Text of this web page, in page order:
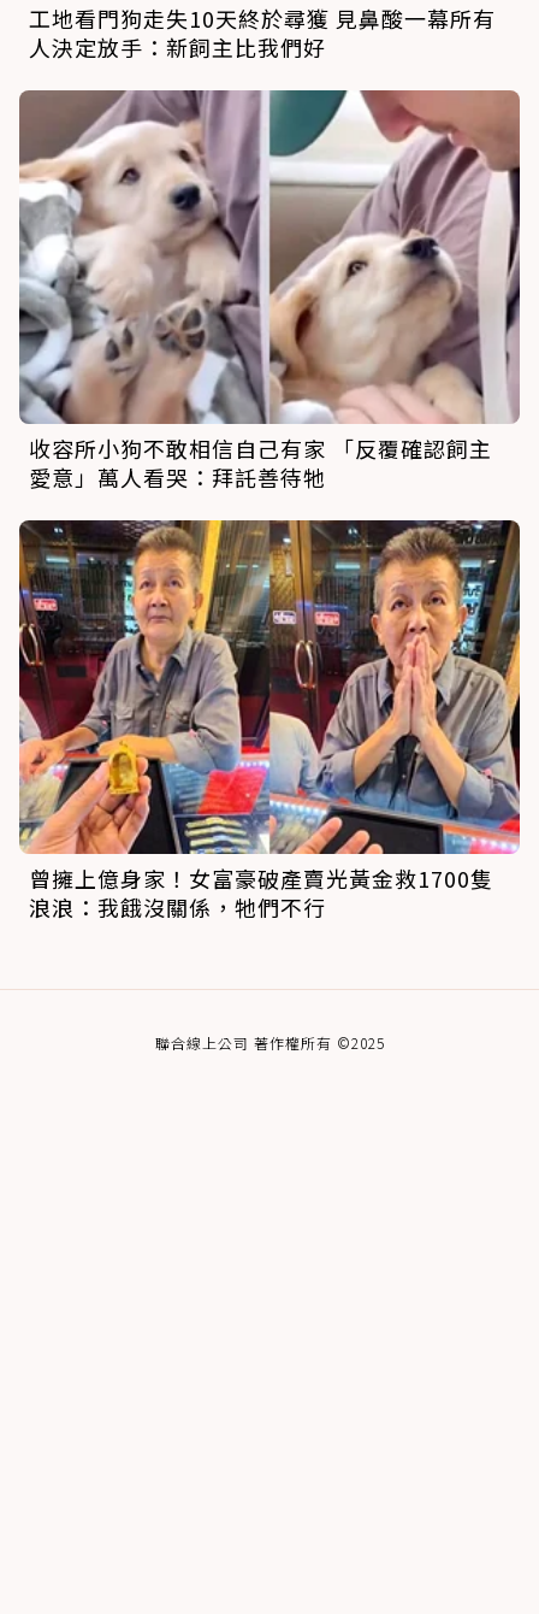
工地看門狗走失10天終於尋獲 見鼻酸一幕所有
人決定放手：新飼主比我們好
收容所小狗不敢相信自己有家 「反覆確認飼主
愛意」萬人看哭：拜託善待牠
曾擁上億身家！女富豪破產賣光黃金救1700隻
浪浪：我餓沒關係，牠們不行
聯合線上公司 著作權所有 ©2025